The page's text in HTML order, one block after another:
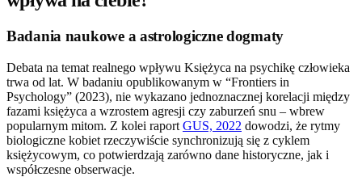
Badania naukowe a astrologiczne dogmaty
Debata na temat realnego wpływu Księżyca na psychikę człowieka
trwa od lat. W badaniu opublikowanym w “Frontiers in
Psychology” (2023), nie wykazano jednoznacznej korelacji między
fazami księżyca a wzrostem agresji czy zaburzeń snu – wbrew
popularnym mitom. Z kolei raport GUS, 2022 dowodzi, że rytmy
biologiczne kobiet rzeczywiście synchronizują się z cyklem
księżycowym, co potwierdzają zarówno dane historyczne, jak i
współczesne obserwacje.